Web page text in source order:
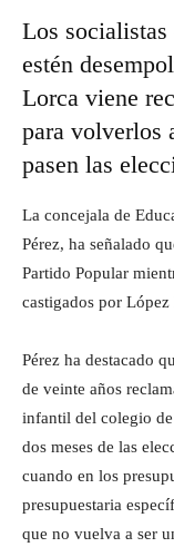
Los
estén
Lorca viene
para volverlos
pasen las
La concejala de
Pérez, ha señalado
Partido Popular
castigados por
Pérez ha destacado
de veinte años
infantil del colegio
dos meses de las
cuando en los
presupuestaria
que no vuelva a ser